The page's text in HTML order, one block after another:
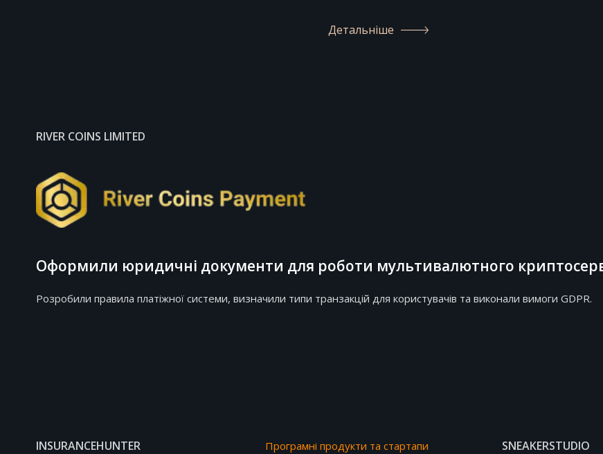
Детальніше
RIVER COINS LIMITED
Оформили юридичні документи для роботи мультивалютного
Розробили правила платіжної системи, визначили типи транзакцій для користувачів та виконали вимоги GDPR.
INSURANCEHUNTER Програмні продукти та стартапи SNEAKERSTUDIO